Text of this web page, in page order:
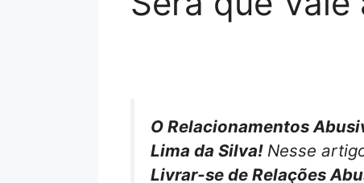
O Relacionamentos
Lima da Silva! Nesse
Livrar-se de Relações